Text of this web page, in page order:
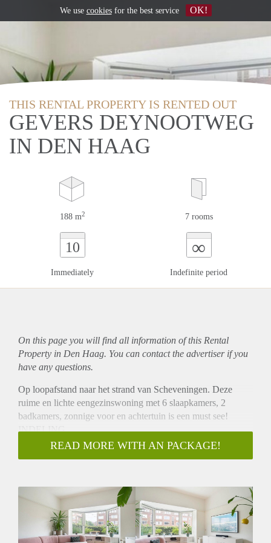
THIS RENTAL PROPERTY IS RENTED OUT
GEVERS DEYNOOTWEG
IN DEN HAAG
188 m2 7 rooms
10
Immediately
∞
Indefinite period
On this page you will find all information of this Rental
Property in Den Haag. You can contact the advertiser if you
have any questions.
Op loopafstand naar het strand van Scheveningen. Deze
ruime en lichte eengezinswoning met 6 slaapkamers, 2
badkamers, zonnige voor en achtertuin is een must see!
INDELING
Entree via afgesloten voortuin, tochtportaal met garderobe,
openslaande deuren, hal met originele granieten vloer die
toilet bevinden zich op de hal.
Lichte woon- en eetkamer met ensuite deuren en voorzien
van houten visgraatvloer. Schuifdeur die toegang geeft tot de
royale en zonnige tuin. Afgesloten moderne keuken met
READ MORE WITH AN PACKAGE!
We use cookiesfor the best service OK!